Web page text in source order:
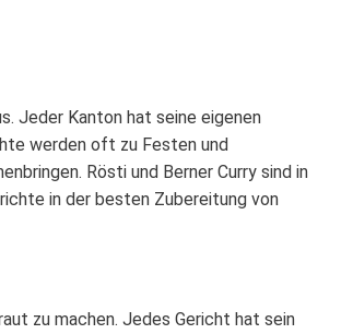
Jeder Kanton hat seine eigenen
werden oft zu Festen und
Rösti und Berner Curry sind in
in der besten Zubereitung von
zu machen. Jedes Gericht hat sein